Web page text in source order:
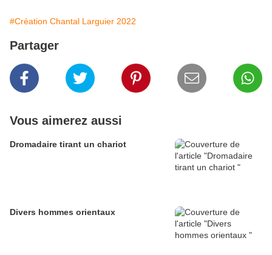
#Création Chantal Larguier 2022
Partager
Vous aimerez aussi
Dromadaire tirant un chariot
Divers hommes orientaux